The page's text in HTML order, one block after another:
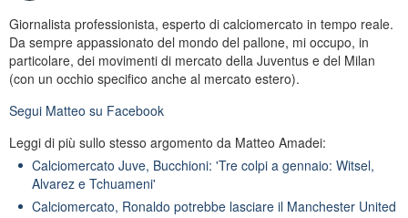
Giornalista professionista, esperto di calciomercato in tempo reale.
Da sempre appassionato del mondo del pallone, mi occupo, in
particolare, dei movimenti di mercato della Juventus e del Milan
(con un occhio specifico anche al mercato estero).
Segui Matteo su Facebook
Leggi di più sullo stesso argomento da Matteo Amadei:
Calciomercato Juve, Bucchioni: 'Tre colpi a gennaio: Witsel,
Alvarez e Tchuameni'
Calciomercato, Ronaldo potrebbe lasciare il Manchester United